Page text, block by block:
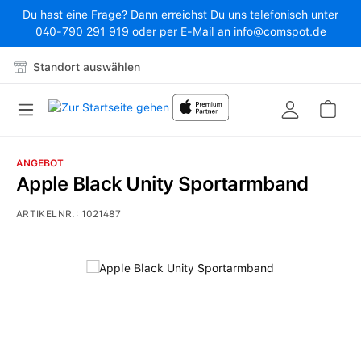
Zum Hauptinhalt springen
Du hast eine Frage? Dann erreichst Du uns telefonisch unter
040-790 291 919 oder per E-Mail an info@comspot.de
Standort auswählen
Bildergalerie überspringen
ANGEBOT
Apple Black Unity Sportarmband
ARTIKELNR.:1021487